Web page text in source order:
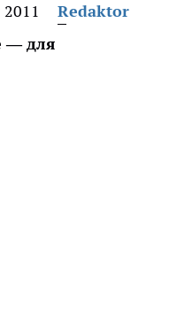
2011
Redaktor
— для